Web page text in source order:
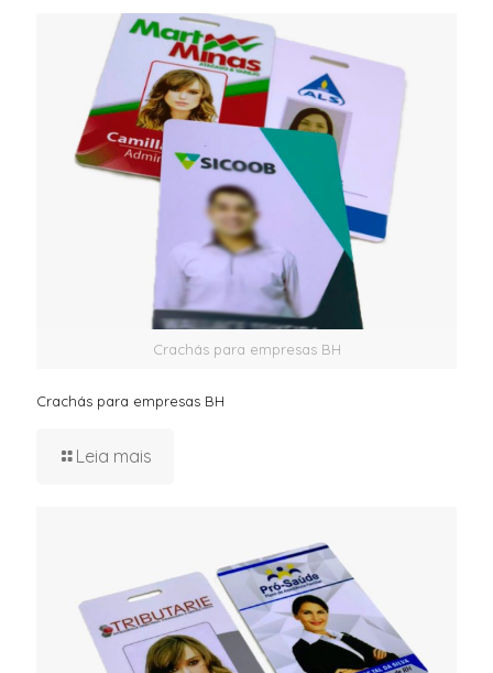
Crachás para empresas BH
Crachás para empresas BH
Leia mais